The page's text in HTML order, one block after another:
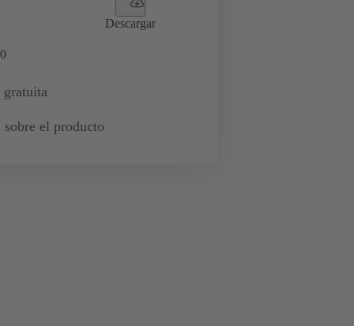
Descargar
0
gratuita
sobre el producto